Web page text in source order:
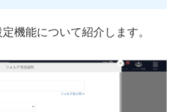
機能について紹介します。